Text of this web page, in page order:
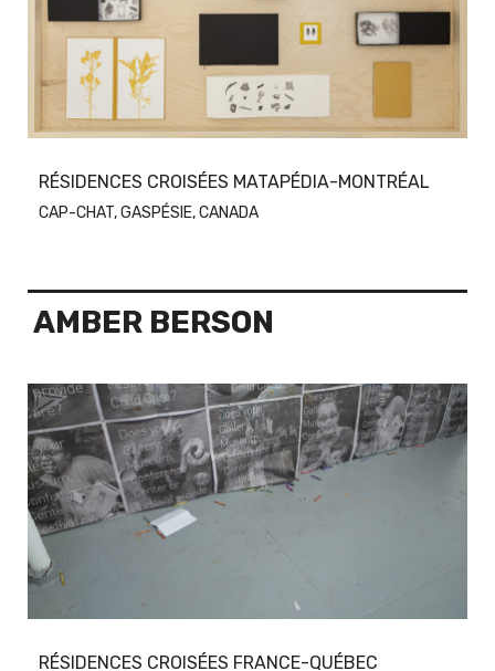
RÉSIDENCES CROISÉES MATAPÉDIA-MONTRÉAL
CAP-CHAT, GASPÉSIE, CANADA
AMBER BERSON
RÉSIDENCES CROISÉES FRANCE-QUÉBEC